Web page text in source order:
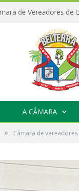
A CÂMARA
» Câmara de vereadores